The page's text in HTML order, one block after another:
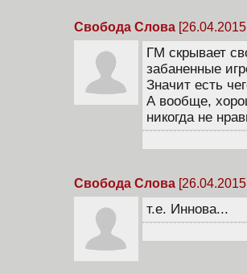
Свобода Слова
ГМ скрывает
забаненные
Значит есть
А вообще,
никогда не
Свобода Слова
т.е. Иннова...